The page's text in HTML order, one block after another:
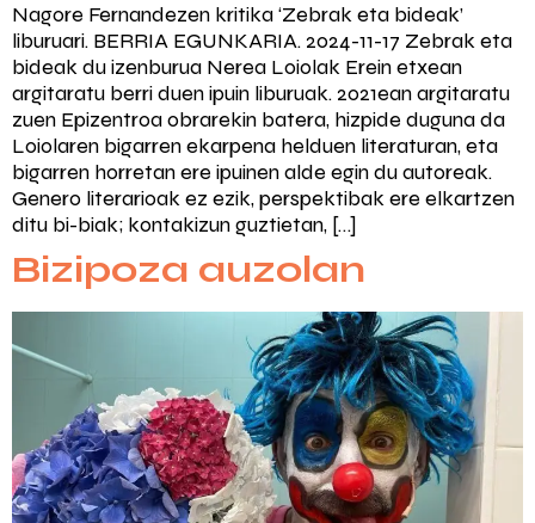
Nagore Fernandezen kritika ‘Zebrak eta bideak’
liburuari. BERRIA EGUNKARIA. 2024-11-17 Zebrak eta
bideak du izenburua Nerea Loiolak Erein etxean
argitaratu berri duen ipuin liburuak. 2021ean argitaratu
zuen Epizentroa obrarekin batera, hizpide duguna da
Loiolaren bigarren ekarpena helduen literaturan, eta
bigarren horretan ere ipuinen alde egin du autoreak.
Genero literarioak ez ezik, perspektibak ere elkartzen
ditu bi-biak; kontakizun guztietan, […]
Bizipoza auzolan